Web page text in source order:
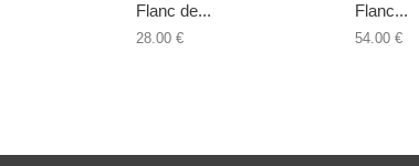
Flanc de...
28.00 €
Flanc...
54.00 €